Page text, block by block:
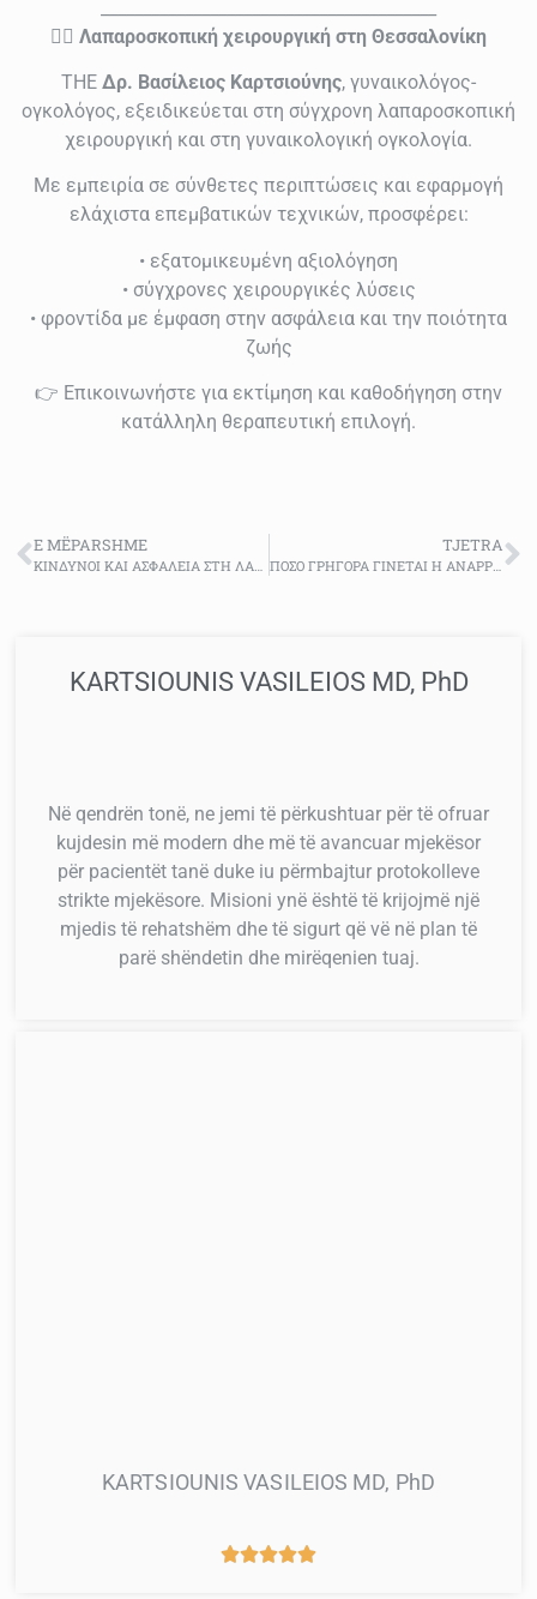
👨‍⚕️ Λαπαροσκοπική χειρουργική στη Θεσσαλονίκη
THE Δρ. Βασίλειος Καρτσιούνης, γυναικολόγος-
ογκολόγος, εξειδικεύεται στη σύγχρονη λαπαροσκοπική
χειρουργική και στη γυναικολογική ογκολογία.
Με εμπειρία σε σύνθετες περιπτώσεις και εφαρμογή
ελάχιστα επεμβατικών τεχνικών, προσφέρει:
• εξατομικευμένη αξιολόγηση
• σύγχρονες χειρουργικές λύσεις
• φροντίδα με έμφαση στην ασφάλεια και την ποιότητα
ζωής
👉 Επικοινωνήστε για εκτίμηση και καθοδήγηση στην
κατάλληλη θεραπευτική επιλογή.
E MËPARSHME
ΚΙΝΔΥΝΟΙ ΚΑΙ ΑΣΦΑΛΕΙΑ ΣΤΗ ΛΑΠΑΡΟΣΚΟΠΙΚΗ ΧΕΙΡΟΥΡΓΙΚΗ: ΤΙ ΠΡΕΠΕΙ ΝΑ ΓΝΩΡΙΖΕΤΕ ΣΤΗ ΓΥΝΑΙΚΟΛΟΓΙΚΗ ΟΓΚΟΛΟΓΙΑ
TJETRA
ΠΟΣΟ ΓΡΗΓΟΡΑ ΓΙΝΕΤΑΙ Η ΑΝΑΡΡΩΣΗ ΜΕΤΑ ΑΠΟ ΛΑΠΑΡΟΣΚΟΠΙΚΗ ΧΕΙΡΟΥΡΓΙΚΗ
KARTSIOUNIS VASILEIOS MD, PhD
Në qendrën tonë, ne jemi të përkushtuar për të ofruar
kujdesin më modern dhe më të avancuar mjekësor
për pacientët tanë duke iu përmbajtur protokolleve
strikte mjekësore. Misioni ynë është të krijojmë një
mjedis të rehatshëm dhe të sigurt që vë në plan të
parë shëndetin dhe mirëqenien tuaj.
KARTSIOUNIS VASILEIOS MD, PhD
